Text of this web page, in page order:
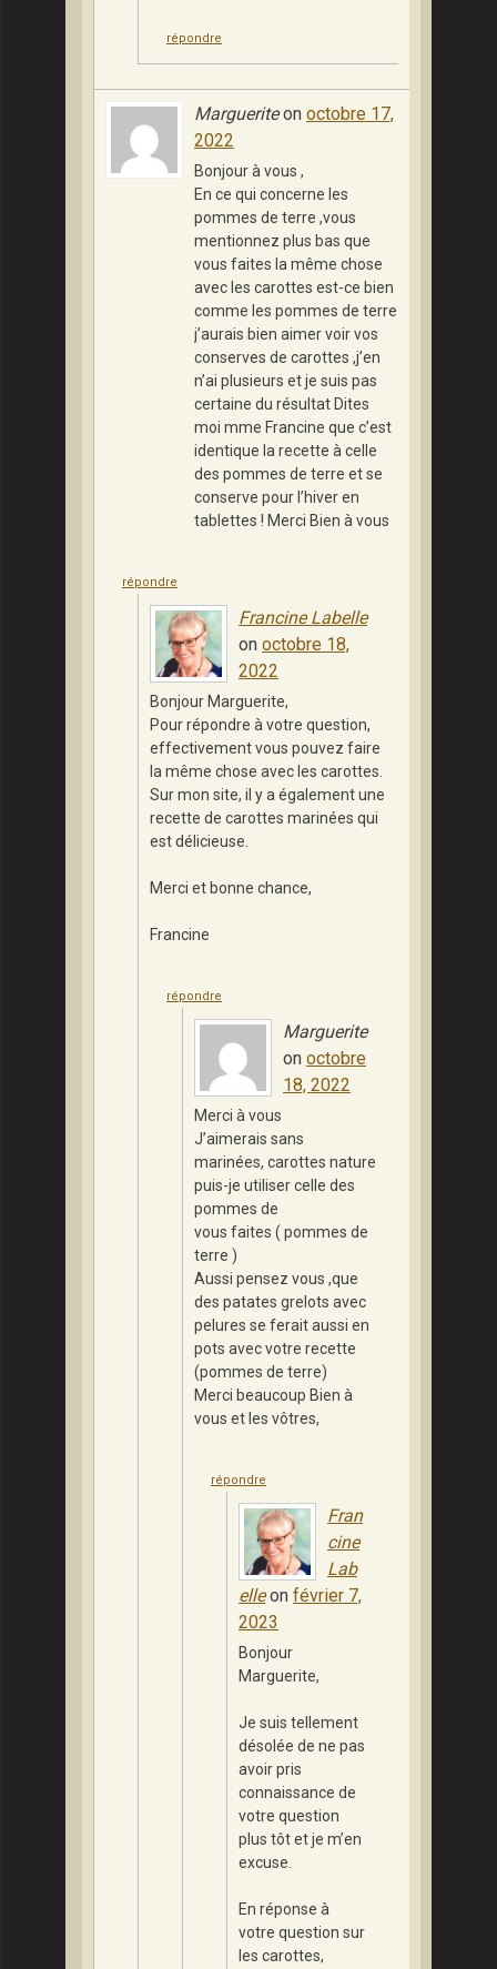
répondre
Margueriteon octobre 17,
2022
Bonjour à vous ,
En ce qui concerne les
pommes de terre ,vous
mentionnez plus bas que
vous faites la même chose
avec les carottes est-ce bien
comme les pommes de terre
j’aurais bien aimer voir vos
conserves de carottes ,j’en
n’ai plusieurs et je suis pas
certaine du résultat Dites
moi mme Francine que c’est
identique la recette à celle
des pommes de terre et se
conserve pour l’hiver en
tablettes ! Merci Bien à vous
répondre
Francine Labelle
on octobre 18,
2022
Bonjour Marguerite,
Pour répondre à votre question,
effectivement vous pouvez faire
la même chose avec les carottes.
Sur mon site, il y a également une
recette de carottes marinées qui
est délicieuse.
Merci et bonne chance,
Francine
répondre
Marguerite
on octobre
18, 2022
Merci à vous
J’aimerais sans
marinées, carottes nature
puis-je utiliser celle des
pommes de
vous faites ( pommes de
terre )
Aussi pensez vous ,que
des patates grelots avec
pelures se ferait aussi en
pots avec votre recette
(pommes de terre)
Merci beaucoup Bien à
vous et les vôtres,
répondre
Fran
cine
Lab
elleon février 7,
2023
Bonjour
Marguerite,
Je suis tellement
désolée de ne pas
avoir pris
connaissance de
votre question
plus tôt et je m’en
excuse.
En réponse à
votre question sur
les carottes,